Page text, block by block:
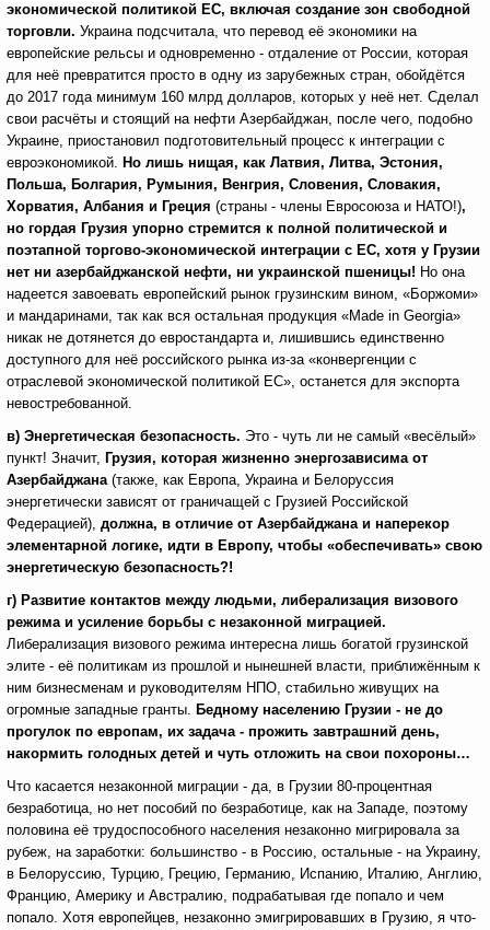
экономической политикой ЕС, включая создание зон свободной
торговли. Украина подсчитала, что перевод её экономики на
европейские рельсы и одновременно - отдаление от России, которая
для неё превратится просто в одну из зарубежных стран, обойдётся
до 2017 года минимум 160 млрд долларов, которых у неё нет. Сделал
свои расчёты и стоящий на нефти Азербайджан, после чего, подобно
Украине, приостановил подготовительный процесс к интеграции с
евроэкономикой. Но лишь нищая, как Латвия, Литва, Эстония,
Польша, Болгария, Румыния, Венгрия, Словения, Словакия,
Хорватия, Албания и Греция (страны - члены Евросоюза и НАТО!),
но гордая Грузия упорно стремится к полной политической и
поэтапной торгово-экономической интеграции с ЕС, хотя у Грузии
нет ни азербайджанской нефти, ни украинской пшеницы! Но она
надеется завоевать европейский рынок грузинским вином, «Боржоми»
и мандаринами, так как вся остальная продукция «Made in Georgia»
никак не дотянется до евростандарта и, лишившись единственно
доступного для неё российского рынка из-за «конвергенции с
отраслевой экономической политикой ЕС», останется для экспорта
невостребованной.
в) Энергетическая безопасность. Это - чуть ли не самый «весёлый»
пункт! Значит, Грузия, которая жизненно энергозависима от
Азербайджана(также, как Европа, Украина и Белоруссия
энергетически зависят от граничащей с Грузией Российской
Федерацией), должна, в отличие от Азербайджана и наперекор
элементарной логике, идти в Европу, чтобы «обеспечивать» свою
энергетическую безопасность?!
г) Развитие контактов между людьми, либерализация визового
режима и усиление борьбы с незаконной миграцией.
Либерализация визового режима интересна лишь богатой грузинской
элите - её политикам из прошлой и нынешней власти, приближённым к
ним бизнесменам и руководителям НПО, стабильно живущих на
огромные западные гранты. Бедному населению Грузии - не до
прогулок по европам, их задача - прожить завтрашний день,
накормить голодных детей и чуть отложить на свои похороны…
Что касается незаконной миграции - да, в Грузии 80-процентная
безработица, но нет пособий по безработице, как на Западе, поэтому
половина её трудоспособного населения незаконно мигрировала за
рубеж, на заработки: большинство - в Россию, остальные - на Украину,
в Белоруссию, Турцию, Грецию, Германию, Испанию, Италию, Англию,
Францию, Америку и Австралию, подрабатывая где попало и чем
попало. Хотя европейцев, незаконно эмигрировавших в Грузию, я что-